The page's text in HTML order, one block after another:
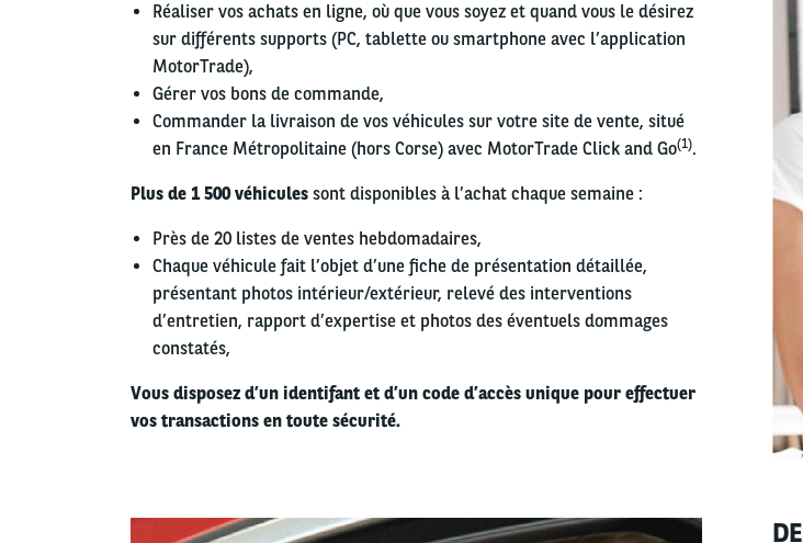
Réaliser vos achats en ligne, où que vous soyez et quand vous le désirez
sur différents supports (PC, tablette ou smartphone avec l’application
MotorTrade),
Gérer vos bons de commande,
Commander la livraison de vos véhicules sur votre site de vente, situé
en France Métropolitaine (hors Corse) avec MotorTrade Click and Go(1).
Plus de 1 500 véhicules sont disponibles à l’achat chaque semaine :
Près de 20 listes de ventes hebdomadaires,
Chaque véhicule fait l’objet d’une fiche de présentation détaillée,
présentant photos intérieur/extérieur, relevé des interventions
d’entretien, rapport d’expertise et photos des éventuels dommages
constatés,
Vous disposez d’un identifant et d’un code d’accès unique pour effectuer
vos transactions en toute sécurité.
Right